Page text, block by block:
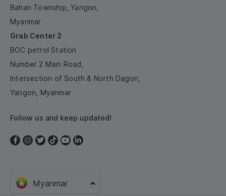
Bahan Township, Yangon,
Myanmar
Grab Center 2
BOC petrol Station
Number 2 Main Road,
Intersection of South & North Dagon,
Yangon, Myanmar
Follow us and keep updated!
Myanmar